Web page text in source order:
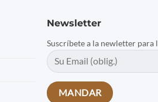
Newsletter
Suscríbete a la newletter para